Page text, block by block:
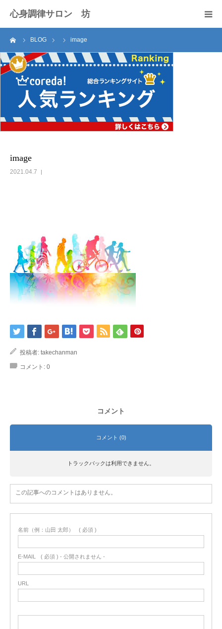
心身調律サロン 坊
BLOG image
image
2021.04.7
投稿者: takechanman
コメント: 0
コメント
コメント (0)
トラックバックは利用できません。
この記事へのコメントはありません。
名前（例：山田 太郎） ( 必須 )
E-MAIL ( 必須 ) - 公開されません -
URL
セラピスト紹介
施術料